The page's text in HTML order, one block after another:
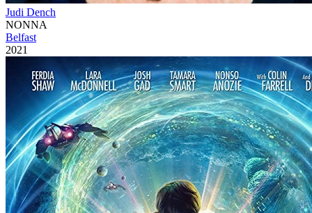
Judi Dench
NONNA
Belfast
2021